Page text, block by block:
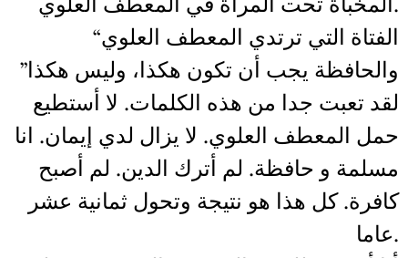
“الفتاة التي ترتدي المعطف العلوي
والحافظة يجب أن تكون هكذا، وليس هكذا”
لقد تعبت جدا من هذه الكلمات. لا أستطيع
حمل المعطف العلوي. لا يزال لدي إيمان. انا
مسلمة و حافظة. لم أترك الدين. لم أصبح
كافرة. كل هذا هو نتيجة وتحول ثمانية عشر
عاما.